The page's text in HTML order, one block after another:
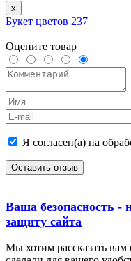
x
Букет цветов 237
Оцените товар
Я согласен(а) на
Оставить отзыв
Ваша безопасность
защиту сайта
Мы хотим рассказать